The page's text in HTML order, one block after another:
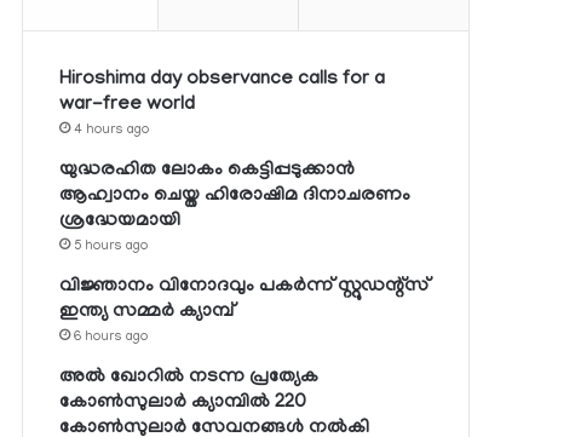
Hiroshima day observance calls for a
war-free world
4 hours ago
യുദ്ധരഹിത ലോകം കെട്ടിപ്പടുക്കാന്‍
ആഹ്വാനം ചെയ്ത ഹിരോഷിമ ദിനാചരണം
ശ്രദ്ധേയമായി
5 hours ago
വിജ്ഞാനം വിനോദവും പകര്‍ന്ന് സ്റ്റുഡന്റ്‌സ്
ഇന്ത്യ സമ്മര്‍ ക്യാമ്പ്
6 hours ago
അല്‍ ഖോറില്‍ നടന്ന പ്രത്യേക
കോണ്‍സുലാര്‍ ക്യാമ്പില്‍ 220
കോണ്‍സുലാര്‍ സേവനങ്ങള്‍ നല്‍കി